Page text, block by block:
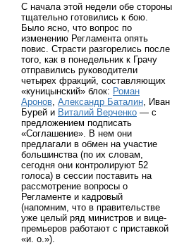
С начала этой недели обе стороны
тщательно готовились к бою.
Было ясно, что вопрос по
изменению Регламента опять
повис. Страсти разгорелись после
того, как в понедельник к Грачу
отправились руководители
четырех фракций, составляющих
«куницынский» блок: Роман
Аронов Александр Баталин , Иван
Бурей и Виталий Верченко — с
предложением подписать
«Соглашение». В нем они
предлагали в обмен на участие
большинства (по их словам,
сегодня они контролируют 52
голоса) в сессии поставить на
рассмотрение вопросы о
Регламенте и кадровый
(напомним, что в правительстве
уже целый ряд министров и вице-
премьеров работают с приставкой
«и. о.»).